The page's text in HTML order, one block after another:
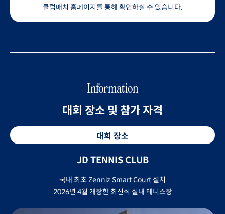
클럽매치 홈페이지를 통해 확인하실 수 있습니다.
Information
대회 장소 및 참가 자격
대회 장소
JD TENNIS CLUB
국내 최초 Zenniz Smart Court 설치
2026년 4월 개장한 최신식 실내 테니스장